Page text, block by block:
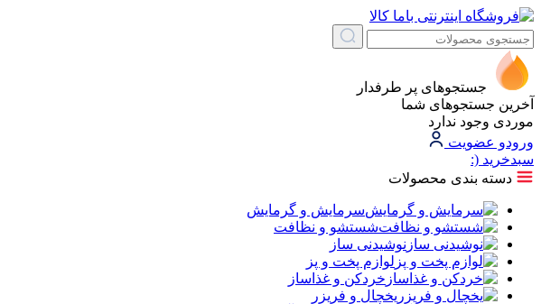
جستجوهای پر طرفدار
آخرین جستجوهای شما
موردی وجود ندارد
ورودو عضویت
سبد‌خرید (:
دسته بندی محصولات
سرمایش و گرمایش
شستشو و نظافت
نوشیدنی ساز
لوازم پخت و پز
خردکن و غذاساز
یخچال و فریزر